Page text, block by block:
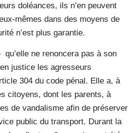
doléances, ils n’en peuvent
mêmes dans des moyens de
n’est plus garantie.
qu’elle ne renoncera pas à son
justice les agresseurs
304 du code pénal. Elle a, à
citoyens, dont les parents, à
de vandalisme afin de préserver
public du transport. Durant la